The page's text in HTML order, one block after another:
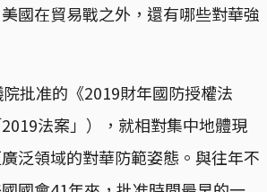
國在貿易戰之外，還有哪些對華強
批准的《2019財年國防授權法
法案」），就相對集中地體現
泛領域的對華防範姿態。與往年不